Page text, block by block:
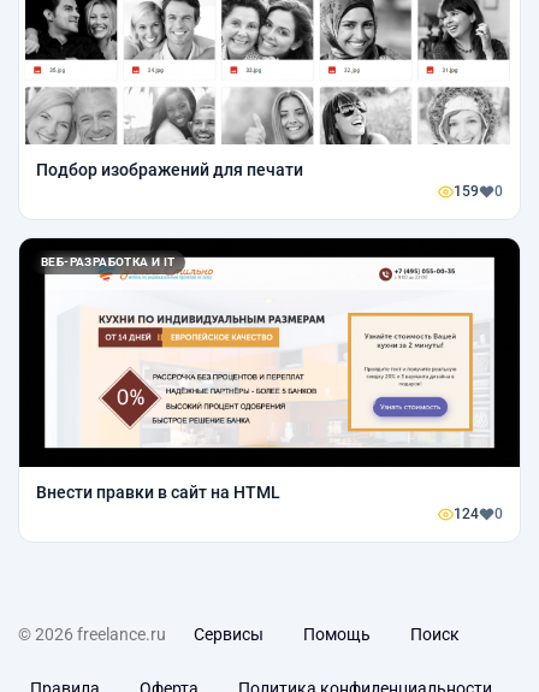
Подбор изображений для печати
159 0
ВЕБ-РАЗРАБОТКА И IT
Внести правки в сайт на HTML
124 0
© 2026 freelance.ru Сервисы Помощь Поиск
Правила Оферта Политика конфиденциальности